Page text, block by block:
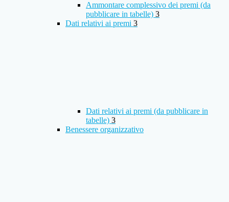
Ammontare complessivo dei premi (da
pubblicare in tabelle) 3
Dati relativi ai premi 3
Dati relativi ai premi (da pubblicare in
tabelle) 3
Benessere organizzativo